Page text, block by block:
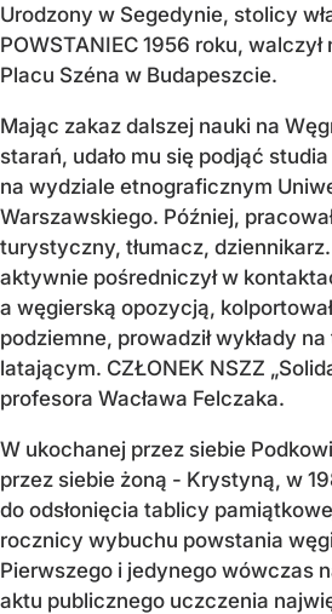
Urodzony w Segedynie, stolicy
POWSTANIEC 1956 roku,
Placu Széna w Budapeszcie.
Mając zakaz dalszej nauki na
starań, udało mu się podjąć studia
na wydziale etnograficznym
Warszawskiego. Później,
turystyczny, tłumacz, dziennikarz.
aktywnie pośredniczył w
a węgierską opozycją,
podziemne, prowadził wykłady
latającym. CZŁONEK NSZZ
profesora Wacława Felczaka.
W ukochanej przez siebie
przez siebie żoną - Krystyną, w
do odsłonięcia tablicy
rocznicy wybuchu powstania
Pierwszego i jedynego wówczas
aktu publicznego uczczenia